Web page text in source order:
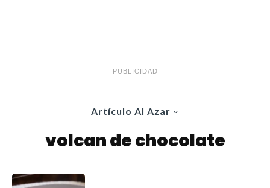
PUBLICIDAD
Artículo Al Azar
volcan de chocolate